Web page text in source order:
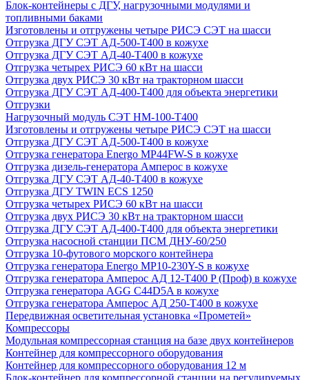
Блок-контейнеры с ДГУ, нагрузочными модулями и
топливными баками
Изготовлены и отгружены четыре РИСЭ СЭТ на шасси
Отгрузка ДГУ СЭТ АД-500-Т400 в кожухе
Отгрузка ДГУ СЭТ АД-40-Т400 в кожухе
Отгрузка четырех РИСЭ 60 кВт на шасси
Отгрузка двух РИСЭ 30 кВт на тракторном шасси
Отгрузка ДГУ СЭТ АД-400-Т400 для объекта энергетики
Отгрузки
Нагрузочный модуль СЭТ НМ-100-Т400
Изготовлены и отгружены четыре РИСЭ СЭТ на шасси
Отгрузка ДГУ СЭТ АД-500-Т400 в кожухе
Отгрузка генератора Energo MP44FW-S в кожухе
Отгрузка дизель-генератора Амперос в кожухе
Отгрузка ДГУ СЭТ АД-40-Т400 в кожухе
Отгрузка ДГУ TWIN ECS 1250
Отгрузка четырех РИСЭ 60 кВт на шасси
Отгрузка двух РИСЭ 30 кВт на тракторном шасси
Отгрузка ДГУ СЭТ АД-400-Т400 для объекта энергетики
Отгрузка насосной станции ПСМ ДНУ-60/250
Отгрузка 10-футового морского контейнера
Отгрузка генератора Energo MP10-230Y-S в кожухе
Отгрузка генератора Амперос АД 12-Т400 P (Проф) в кожухе
Отгрузка генератора AGG C44D5A в кожухе
Отгрузка генератора Амперос АД 250-Т400 в кожухе
Передвижная осветительная установка «Прометей»
Компрессоры
Модульная компрессорная станция на базе двух контейнеров
Контейнер для компрессорного оборудования
Контейнер для компрессорного оборудования 12 м
Блок-контейнер для компрессорной станции на регулируемых